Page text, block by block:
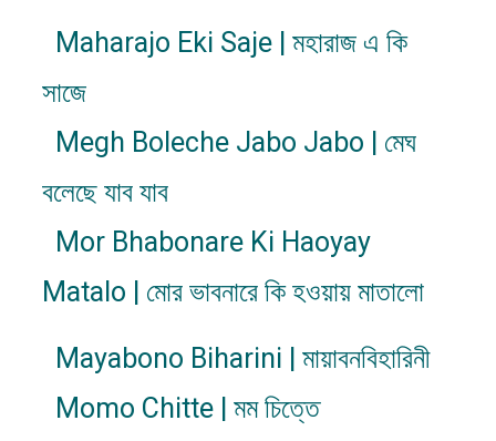
Maharajo Eki Saje | মহারাজ এ কি
সাজে
Megh Boleche Jabo Jabo | মেঘ
বলেছে যাব যাব
Mor Bhabonare Ki Haoyay
Matalo | মোর ভাবনারে কি হওয়ায় মাতালো
Mayabono Biharini | মায়াবনবিহারিনী
Momo Chitte | মম চিত্তে